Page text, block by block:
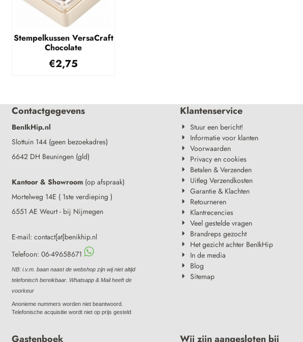
Stempelkussen VersaCraft
Chocolate
€2,75
Contactgegevens
BenIkHip.nl
Slottuin 144 (geen bezoekadres)
6642 DH Beuningen (gld)
Kantoor & Showroom (op afspraak)
Mortelweg 14E ( 1ste verdieping )
6551 AE Weurt - bij Nijmegen
E-mail: contact[at]benikhip.nl
Telefoon: 06-49658671
NB: i.v.m. baan naast de webshop zijn wij niet altijd
telefonisch bereikbaar. Whatsapp & Mail heeft de
voorkeur
Anonieme nummers worden niet beantwoord.
Telefonische acquisitie wordt niet op prijs gesteld
Klantenservice
Stuur een bericht!
Informatie voor klanten
Voorwaarden
Privacy en cookies
Betalen & Verzenden
Uitleg Verzendkosten
Garantie & Klachten
Retourneren
Klantrecencies
Veel gestelde vragen
Brandreps gezocht
Het gezicht achter BenIkHip
In de media
Blog
Sitemap
Gastenboek Wij zijn aangesloten bij